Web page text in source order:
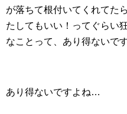
が落ちて根付いてくれてた
たしてもいい！ってぐらい
なことって、あり得ないで
あり得ないですよね…